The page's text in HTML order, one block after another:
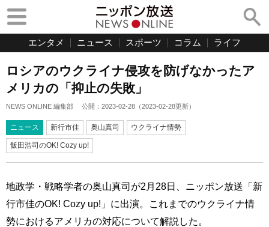
エンタメ ニュース スポーツ コラム ライフ
ロシアのウクライナ侵攻を防げなかったア
メリカの「抑止の失敗」
NEWS ONLINE 編集部 公開： 2023-02-28 （2023-02-28更新）
ニュース 新行市佳 奥山真司 ウクライナ情勢
飯田浩司のOK! Cozy up!
地政学・戦略学者の奥山真司が2月28日、ニッポン放送「新
行市佳のOK! Cozy up!」に出演。これまでのウクライナ情
勢におけるアメリカの対応について解説した。